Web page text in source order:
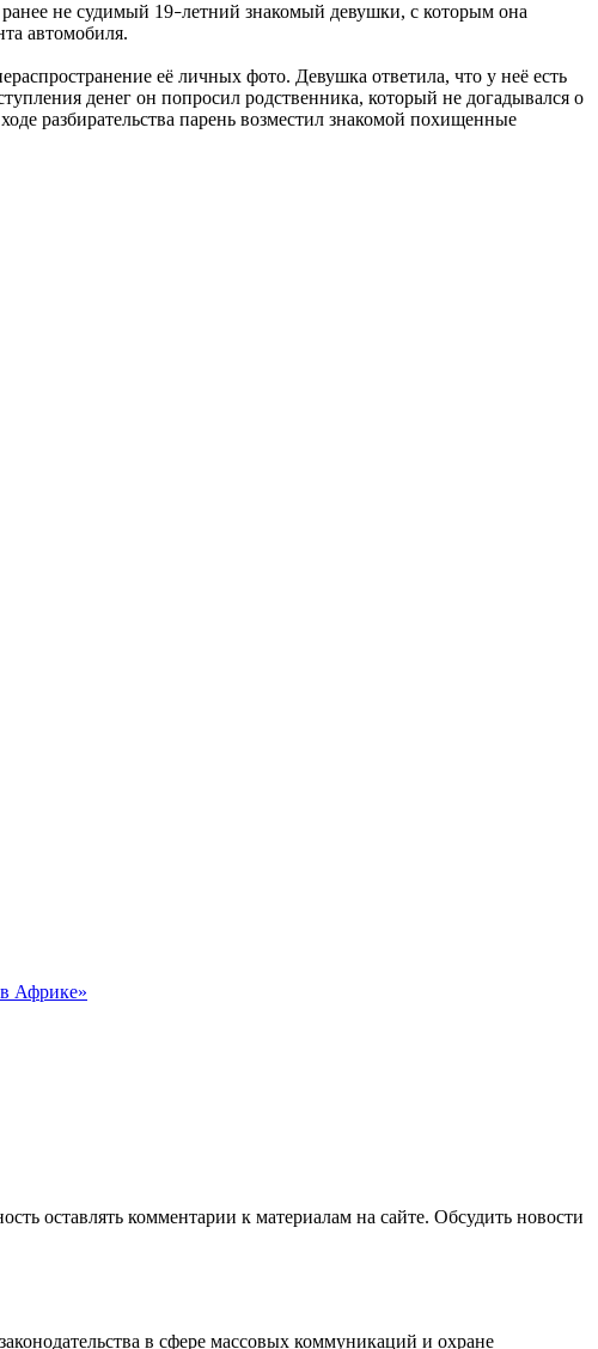
не судимый 19–летний знакомый девушки, с которым она
автомобиля.
её личных фото. Девушка ответила, что у неё есть
денег он попросил родственника, который не догадывался о
разбирательства парень возместил знакомой похищенные
Африке»
оставлять комментарии к материалам на сайте. Обсудить новости
в сфере массовых коммуникаций и охране